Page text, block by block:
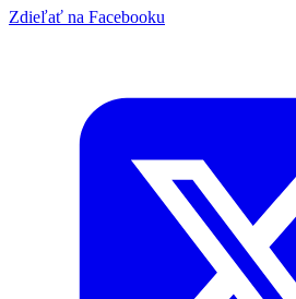
Zdieľať na Facebooku